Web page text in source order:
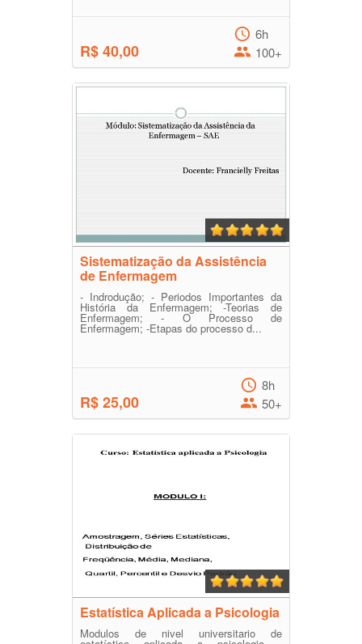
R$ 40,00
6h
100+
Sistematização da Assistência
de Enfermagem
- Indrodução; - Periodos Importantes da
História da Enfermagem; -Teorias de
Enfermagem; - O Processo de
Enfermagem; -Etapas do processo d...
R$ 25,00
8h
50+
Estatística Aplicada a Psicologia
Modulos de nivel universitario de